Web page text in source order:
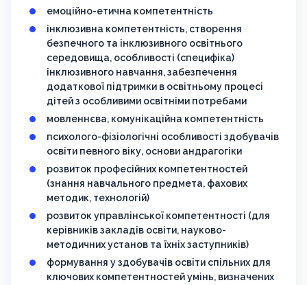
емоційно-етична компетентність
інклюзивна компетентність, створення
безпечного та інклюзивного освітнього
середовища, особливості (специфіка)
інклюзивного навчання, забезпечення
додаткової підтримки в освітньому процесі
дітей з особливими освітніми потребами
мовленнєва, комунікаційна компетентність
психолого-фізіологічні особливості здобувачів
освіти певного віку, основи андрагогіки
розвиток професійних компетентностей
(знання навчального предмета, фахових
методик, технологій)
розвиток управлінської компетентності (для
керівників закладів освіти, науково-
методичних установ та їхніх заступників)
формування у здобувачів освіти спільних для
ключових компетентностей умінь, визначених